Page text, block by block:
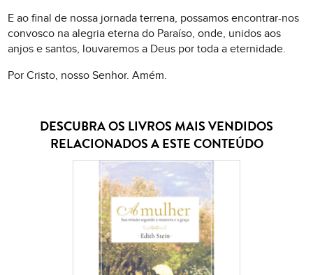
E ao final de nossa jornada terrena, possamos encontrar-nos
convosco na alegria eterna do Paraíso, onde, unidos aos
anjos e santos, louvaremos a Deus por toda a eternidade.
Por Cristo, nosso Senhor. Amém.
DESCUBRA OS LIVROS MAIS VENDIDOS
RELACIONADOS A ESTE CONTEÚDO